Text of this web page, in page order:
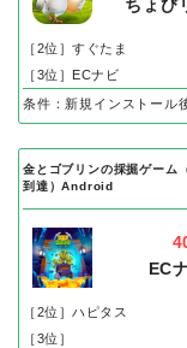
ちょび
［2位］すぐたま
［3位］ECナビ
条件：新規インストール
金とゴブリンの採掘ゲーム
到達）Android
EC
［2位］ハピタス
［3位］